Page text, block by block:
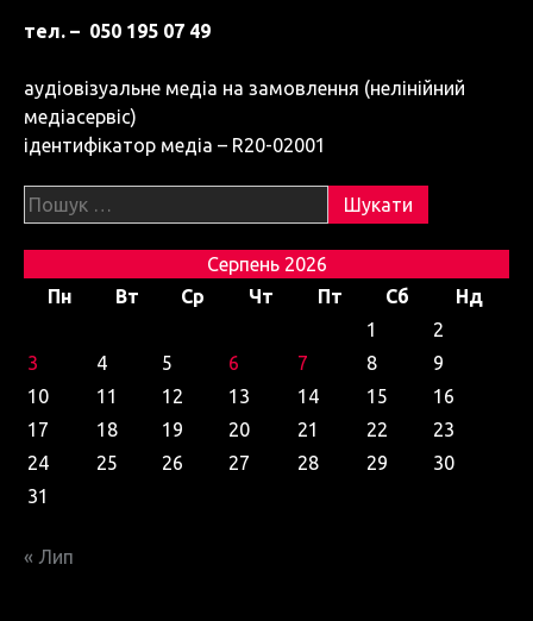
тел. – 050 195 07 49
аудіовізуальне медіа на замовлення (нелінійний
медіасервіс)
ідентифікатор медіа – R20-02001
Пошук:
Серпень 2026
Пн
Вт Ср Чт Пт Сб
Нд
1
2
3
4 5 6 7 8
9
10
11 12 13 14 15
16
17
18 19 20 21 22
23
24
25 26 27 28 29
30
31
« Лип